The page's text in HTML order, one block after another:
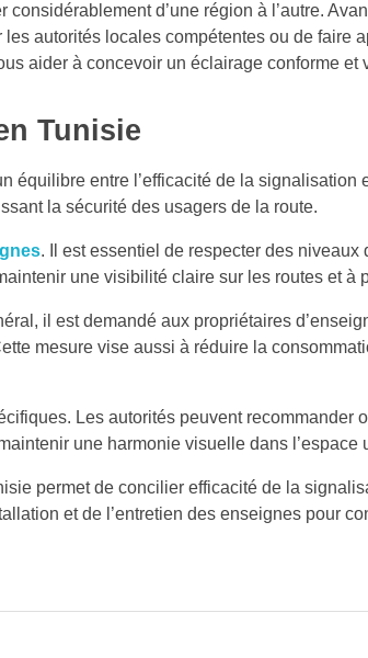
d’une région à l’autre.
autorités locales compétentes ou de faire
aider à concevoir un éclairage conforme
Tunisie
équilibre entre l’efficacité de la
la sécurité des usagers de la route.
. Il est essentiel de respecter des
une visibilité claire sur les routes et à
il est demandé aux propriétaires
mesure vise aussi à réduire la
Les autorités peuvent recommander
une harmonie visuelle dans l’espace
permet de concilier efficacité de la
et de l’entretien des enseignes pour